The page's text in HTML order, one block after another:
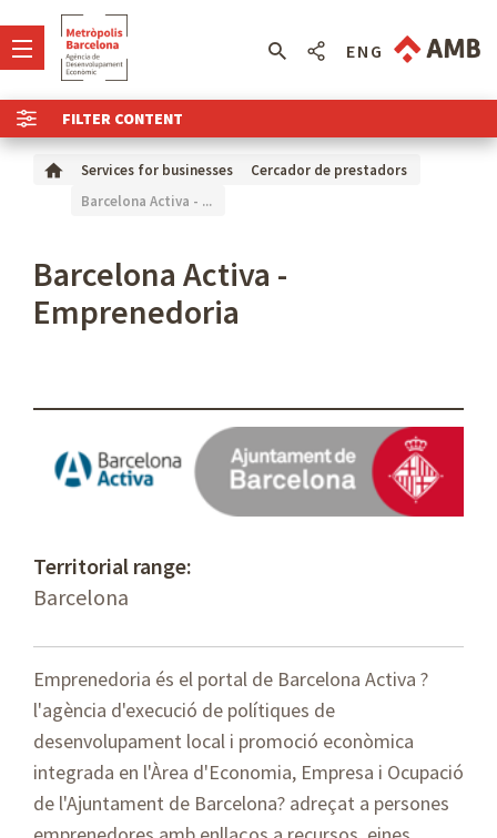
FILTER CONTENT
ENG
Services for businesses
Cercador de prestadors
Barcelona Activa - ...
Barcelona Activa -
Emprenedoria
Territorial range:
Barcelona
Emprenedoria és el portal de Barcelona Activa ?
l'agència d'execució de polítiques de
desenvolupament local i promoció econòmica
integrada en l'Àrea d'Economia, Empresa i Ocupació
de l'Ajuntament de Barcelona? adreçat a persones